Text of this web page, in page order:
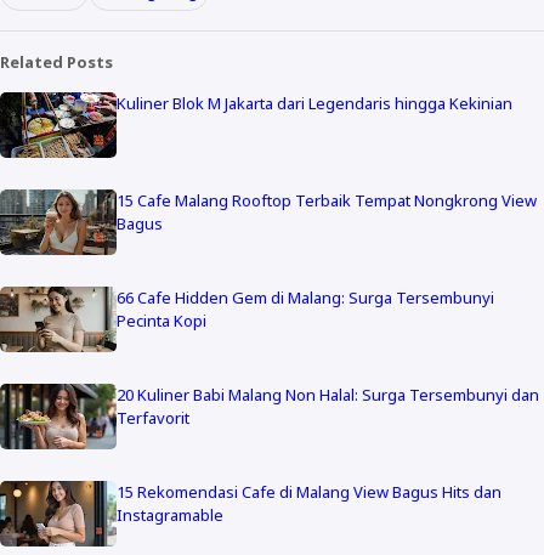
Related Posts
Kuliner Blok M Jakarta dari Legendaris hingga Kekinian
15 Cafe Malang Rooftop Terbaik Tempat Nongkrong View
Bagus
66 Cafe Hidden Gem di Malang: Surga Tersembunyi
Pecinta Kopi
20 Kuliner Babi Malang Non Halal: Surga Tersembunyi dan
Terfavorit
15 Rekomendasi Cafe di Malang View Bagus Hits dan
Instagramable